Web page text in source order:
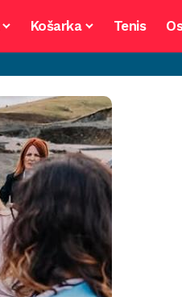
Košarka Tenis